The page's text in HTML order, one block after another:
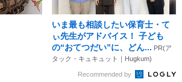
いま最も相談したい保育士・て
ぃ先生がアドバイス！ 子ども
の“おてつだい”に、どん... PR(ア
タック・キュキュット｜Hugkum)
Recommended by